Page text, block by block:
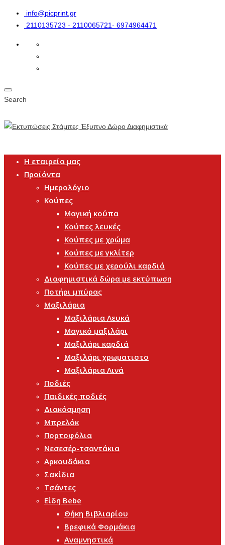
info@picprint.gr
2110135723 - 2110065721- 6974964471
Search
Η εταιρεία μας
Προϊόντα
Ημερολόγιο
Κούπες
Μαγική κούπα
Κούπες λευκές
Κούπες με χρώμα
Κούπες με γκλίτερ
Κούπες με χερούλι καρδιά
Διαφημιστικά δώρα με εκτύπωση
Ποτήρι μπύρας
Μαξιλάρια
Μαξιλάρια Λευκά
Μαγικό μαξιλάρι
Μαξιλάρι καρδιά
Μαξιλάρι χρωματιστο
Μαξιλάρια Λινά
Ποδιές
Παιδικές ποδιές
Διακόσμηση
Μπρελόκ
Πορτοφόλια
Νεσεσέρ-τσαντάκια
Αρκουδάκια
Σακίδια
Τσάντες
Είδη Bebe
Θήκη Βιβλιαρίου
Βρεφικά Φορμάκια
Αναμνηστικά